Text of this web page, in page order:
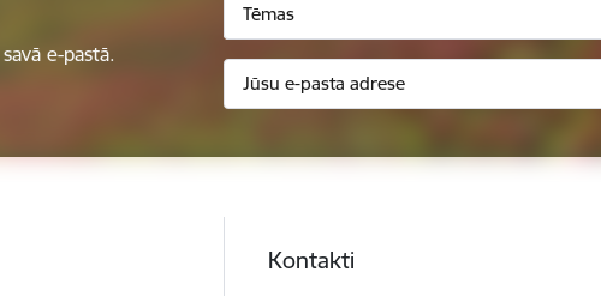
e-pastā.
Tēmas
Kontakti